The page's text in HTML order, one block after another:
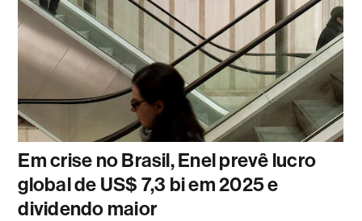
Em crise no Brasil, Enel prevê lucro
global de US$ 7,3 bi em 2025 e
dividendo maior